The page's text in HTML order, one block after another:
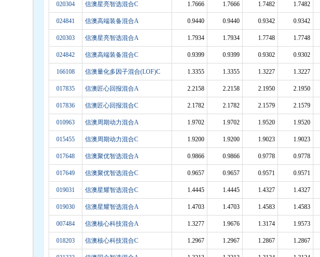
020304 信澳星亮智选混合C 1.7666 1.7666 1.7482 1.7482
024841 信澳高端装备混合A 0.9440 0.9440 0.9342 0.9342
020303 信澳星亮智选混合A 1.7934 1.7934 1.7748 1.7748
024842 信澳高端装备混合C 0.9399 0.9399 0.9302 0.9302
166108 信澳量化多因子混合(LOF)C 1.3355 1.3355 1.3227 1.3227
017835 信澳匠心回报混合A 2.2158 2.2158 2.1950 2.1950
017836 信澳匠心回报混合C 2.1782 2.1782 2.1579 2.1579
010963 信澳周期动力混合A 1.9702 1.9702 1.9520 1.9520
015455 信澳周期动力混合C 1.9200 1.9200 1.9023 1.9023
017648 信澳聚优智选混合A 0.9866 0.9866 0.9778 0.9778
017649 信澳聚优智选混合C 0.9657 0.9657 0.9571 0.9571
019031 信澳星耀智选混合C 1.4445 1.4445 1.4327 1.4327
019030 信澳星耀智选混合A 1.4703 1.4703 1.4583 1.4583
007484 信澳核心科技混合A 1.3277 1.9676 1.3174 1.9573
018203 信澳核心科技混合C 1.2967 1.2967 1.2867 1.2867